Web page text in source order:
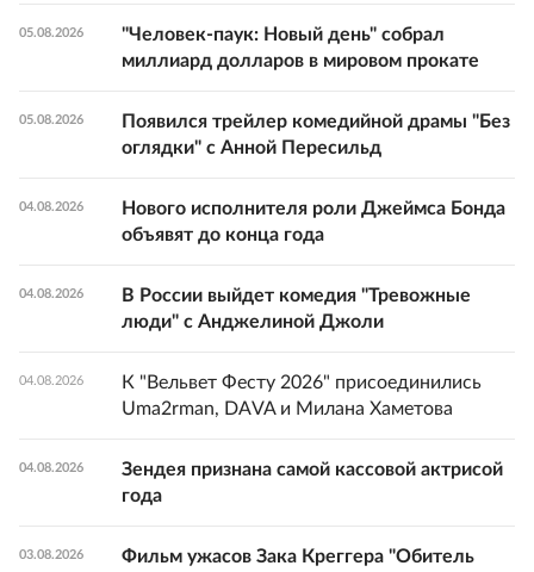
05.08.2026
"Человек-паук: Новый день" собрал
миллиард долларов в мировом прокате
05.08.2026
Появился трейлер комедийной драмы "Без
оглядки" с Анной Пересильд
04.08.2026
Нового исполнителя роли Джеймса Бонда
объявят до конца года
04.08.2026
В России выйдет комедия "Тревожные
люди" с Анджелиной Джоли
04.08.2026
К "Вельвет Фесту 2026" присоединились
Uma2rman, DAVA и Милана Хаметова
04.08.2026
Зендея признана самой кассовой актрисой
года
03.08.2026
Фильм ужасов Зака Креггера "Обитель